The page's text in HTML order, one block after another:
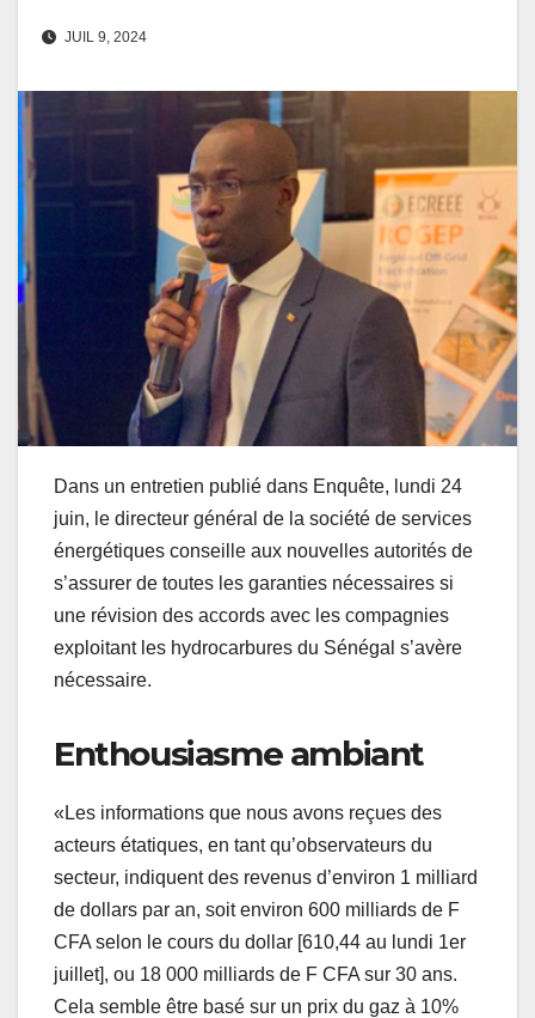
JUIL 9, 2024
Dans un entretien publié dans Enquête, lundi 24
juin, le directeur général de la société de services
énergétiques conseille aux nouvelles autorités de
s’assurer de toutes les garanties nécessaires si
une révision des accords avec les compagnies
exploitant les hydrocarbures du Sénégal s’avère
nécessaire.
Enthousiasme ambiant
«Les informations que nous avons reçues des
acteurs étatiques, en tant qu’observateurs du
secteur, indiquent des revenus d’environ 1 milliard
de dollars par an, soit environ 600 milliards de F
CFA selon le cours du dollar [610,44 au lundi 1er
juillet], ou 18 000 milliards de F CFA sur 30 ans.
Cela semble être basé sur un prix du gaz à 10%